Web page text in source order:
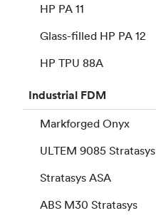
HP PA 11
Glass-filled HP PA 12
HP TPU 88A
Industrial FDM
Markforged Onyx
ULTEM 9085 Stratasys
Stratasys ASA
ABS M30 Stratasys